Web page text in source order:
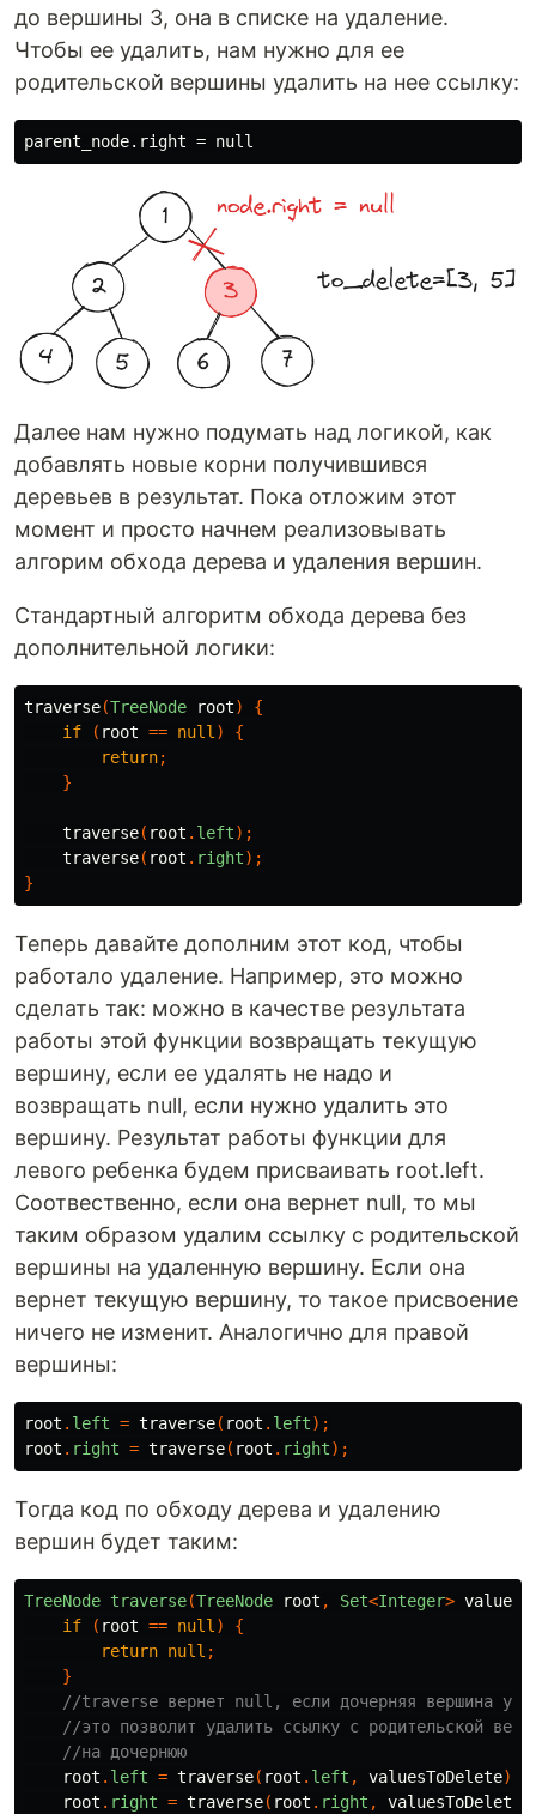
до вершины 3, она в списке на удаление.
Чтобы ее удалить, нам нужно для ее
родительской вершины удалить на нее ссылку:
Далее нам нужно подумать над логикой, как
добавлять новые корни получившився
деревьев в результат. Пока отложим этот
момент и просто начнем реализовывать
алгорим обхода дерева и удаления вершин.
Стандартный алгоритм обхода дерева без
дополнительной логики:
traverse(TreeNode root)
{
if
( root == null)
{
return;
}
traverse( root . left);
traverse( root . right);
}
Теперь давайте дополним этот код, чтобы
работало удаление. Например, это можно
сделать так: можно в качестве результата
работы этой функции возвращать текущую
вершину, если ее удалять не надо и
возвращать null, если нужно удалить это
вершину. Результат работы функции для
левого ребенка будем присваивать root.left.
Соотвественно, если она вернет null, то мы
таким образом удалим ссылку с родительской
вершины на удаленную вершину. Если она
вернет текущую вершину, то такое присвоение
ничего не изменит. Аналогично для правой
вершины:
root . left = traverse( root . left);
root . right = traverse( root . right);
Тогда код по обходу дерева и удалению
вершин будет таким:
TreeNode traverse(TreeNode root , Set<Integer>
if
( root == null)
{
return null ;
}
//traverse вернет null, если дочерняя вершина
//это позволит удалить ссылку с родительской
//на дочернюю
root . left = traverse( root . left , valuesToDelete);
root . right = traverse( root . right , valuesToDelete